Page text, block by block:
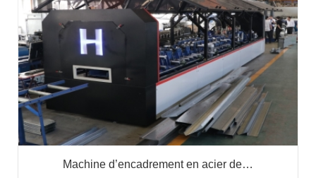
Machine d’encadrement en acier de…